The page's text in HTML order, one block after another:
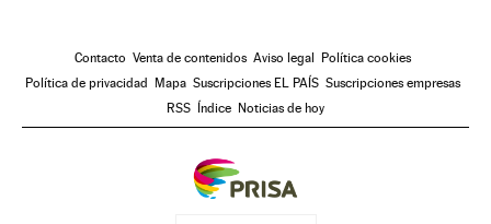
Contacto Venta de contenidos Aviso legal
Política cookies
Política de privacidad
Mapa Suscripciones EL PAÍS Suscripciones empresas
RSS
Índice Noticias de hoy